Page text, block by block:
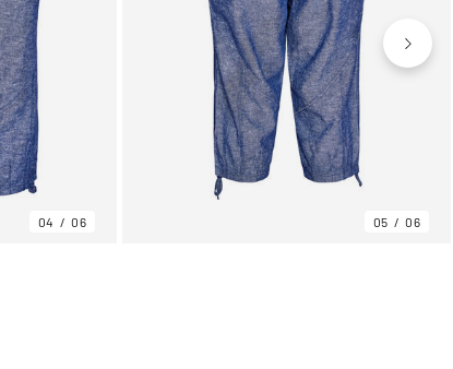
04 06 05 06